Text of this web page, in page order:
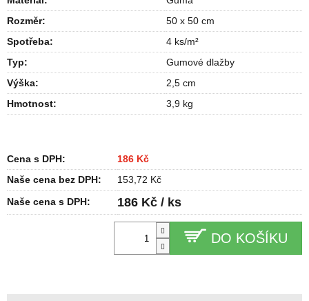
DO KOŠÍKU
Rozměr:
50 x 50 cm
Spotřeba:
4 ks/m²
Typ:
Gumové dlažby
Výška:
2,5 cm
Hmotnost: 3,9 kg
Cena s DPH:
186 Kč
Naše cena bez DPH:
153,72 Kč
Naše cena s DPH:
186 Kč / ks